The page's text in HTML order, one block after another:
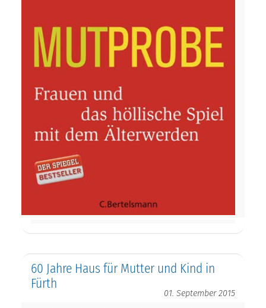
60 Jahre Haus für Mutter und Kind in
Fürth
01. September 2015